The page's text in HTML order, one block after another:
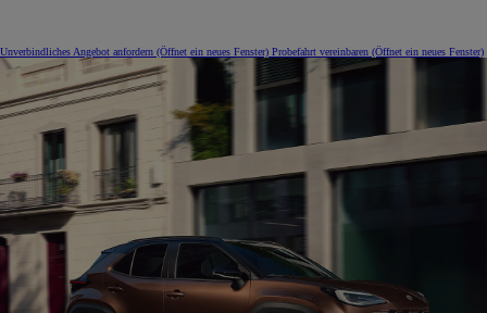
Unverbindliches Angebot anfordern (Öffnet ein neues Fenster) Probefahrt vereinbaren (Öffnet ein neues Fenster)